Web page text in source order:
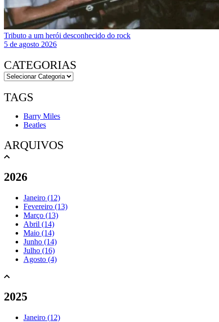
Tributo a um herói desconhecido do rock
5 de agosto 2026
CATEGORIAS
TAGS
Barry Miles
Beatles
ARQUIVOS
2026
Janeiro (12)
Fevereiro (13)
Março (13)
Abril (14)
Maio (14)
Junho (14)
Julho (16)
Agosto (4)
2025
Janeiro (12)